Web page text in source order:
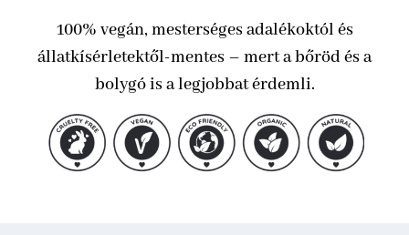
100% vegán, mesterséges adalékoktól és
állatkísérletektől-mentes – mert a bőröd és a
bolygó is a legjobbat érdemli.